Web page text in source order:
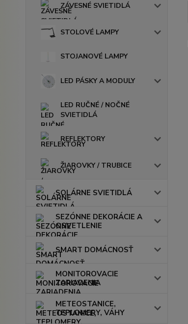
ZÁVESNÉ SVIETIDLÁ
STOLOVÉ LAMPY
STOJANOVÉ LAMPY
LED PÁSKY A MODULY
LED RUČNÉ / NOČNÉ
SVIETIDLÁ
REFLEKTORY
ŽIAROVKY / TRUBICE
SOLÁRNE SVIETIDLÁ
SEZÓNNE DEKORÁCIE A
OSVETLENIE
SMART DOMÁCNOSŤ
MONITOROVACIE
ZARIADENIA
METEOSTANICE,
TEPLOMERY, VÁHY